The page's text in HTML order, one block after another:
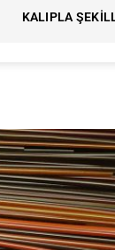
KALIPLA